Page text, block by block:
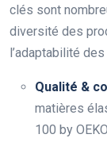
clés sont
diversité des
l’adaptabilité des
Qualité &
matières
100 by